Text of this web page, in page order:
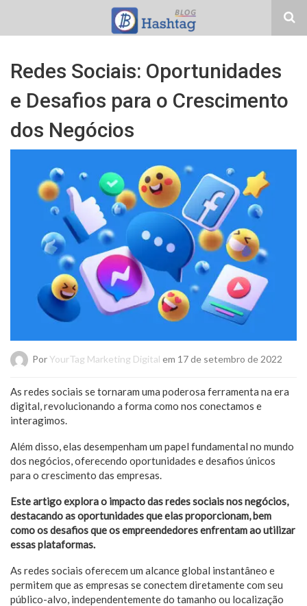
Redes Sociais: Oportunidades
e Desafios para o Crescimento
dos Negócios
PorYourTag Marketing Digital em 17 de setembro de 2022
As redes sociais se tornaram uma poderosa ferramenta na era
digital, revolucionando a forma como nos conectamos e
interagimos.
Além disso, elas desempenham um papel fundamental no mundo
dos negócios, oferecendo oportunidades e desafios únicos
para o crescimento das empresas.
Este artigo explora o impacto das redes sociais nos negócios,
destacando as oportunidades que elas proporcionam, bem
como os desafios que os empreendedores enfrentam ao utilizar
essas plataformas.
As redes sociais oferecem um alcance global instantâneo e
permitem que as empresas se conectem diretamente com seu
público-alvo, independentemente do tamanho ou localização